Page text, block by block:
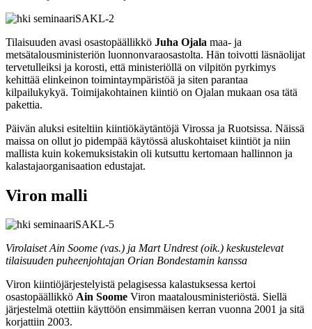
Tilaisuuden avasi osastopäällikkö Juha Ojala maa- ja
metsätalousministeriön luonnonvaraosastolta. Hän toivotti läsnäolijat
tervetulleiksi ja korosti, että ministeriöllä on vilpitön pyrkimys
kehittää elinkeinon toimintaympäristöä ja siten parantaa
kilpailukykyä. Toimijakohtainen kiintiö on Ojalan mukaan osa tätä
pakettia.
Päivän aluksi esiteltiin kiintiökäytäntöjä Virossa ja Ruotsissa. Näissä
maissa on ollut jo pidempää käytössä aluskohtaiset kiintiöt ja niin
mallista kuin kokemuksistakin oli kutsuttu kertomaan hallinnon ja
kalastajaorganisaation edustajat.
Viron malli
Virolaiset Ain Soome (vas.) ja Mart Undrest (oik.) keskustelevat
tilaisuuden puheenjohtajan Orian Bondestamin kanssa
Viron kiintiöjärjestelyistä pelagisessa kalastuksessa kertoi
osastopäällikkö Ain Soome Viron maatalousministeriöstä. Siellä
järjestelmä otettiin käyttöön ensimmäisen kerran vuonna 2001 ja sitä
korjattiin 2003.